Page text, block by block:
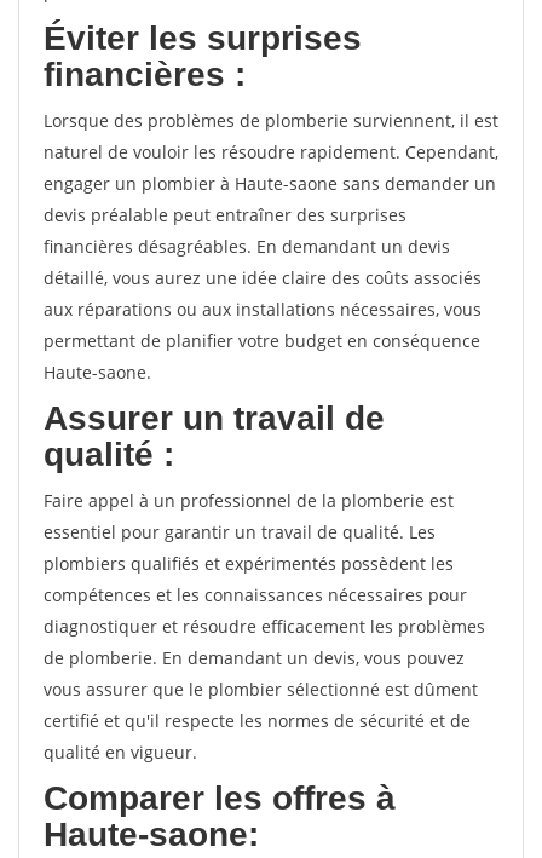
Éviter les surprises
financières :
Lorsque des problèmes de plomberie surviennent, il est
naturel de vouloir les résoudre rapidement. Cependant,
engager un plombier à Haute-saone sans demander un
devis préalable peut entraîner des surprises
financières désagréables. En demandant un devis
détaillé, vous aurez une idée claire des coûts associés
aux réparations ou aux installations nécessaires, vous
permettant de planifier votre budget en conséquence
Haute-saone.
Assurer un travail de
qualité :
Faire appel à un professionnel de la plomberie est
essentiel pour garantir un travail de qualité. Les
plombiers qualifiés et expérimentés possèdent les
compétences et les connaissances nécessaires pour
diagnostiquer et résoudre efficacement les problèmes
de plomberie. En demandant un devis, vous pouvez
vous assurer que le plombier sélectionné est dûment
certifié et qu'il respecte les normes de sécurité et de
qualité en vigueur.
Comparer les offres à
Haute-saone: